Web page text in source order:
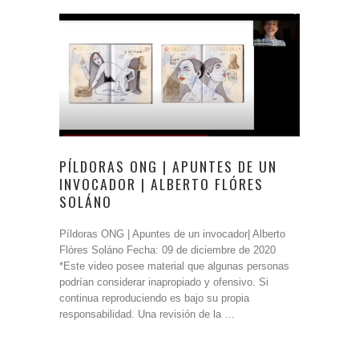
PÍLDORAS ONG | APUNTES DE UN
INVOCADOR | ALBERTO FLÓRES
SOLÁNO
Píldoras ONG | Apuntes de un invocador| Alberto
Flóres Soláno Fecha: 09 de diciembre de 2020
*Este video posee material que algunas personas
podrían considerar inapropiado y ofensivo. Si
continua reproduciendo es bajo su propia
responsabilidad. Una revisión de la …